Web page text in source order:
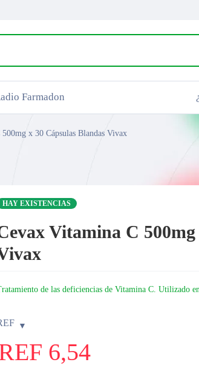
Farmadon
x 30 Cápsulas Blandas Vivax
HAY EXISTENCIAS
Vitamina C
de las deficiencias de Vitamina C. Utilizado
6,54